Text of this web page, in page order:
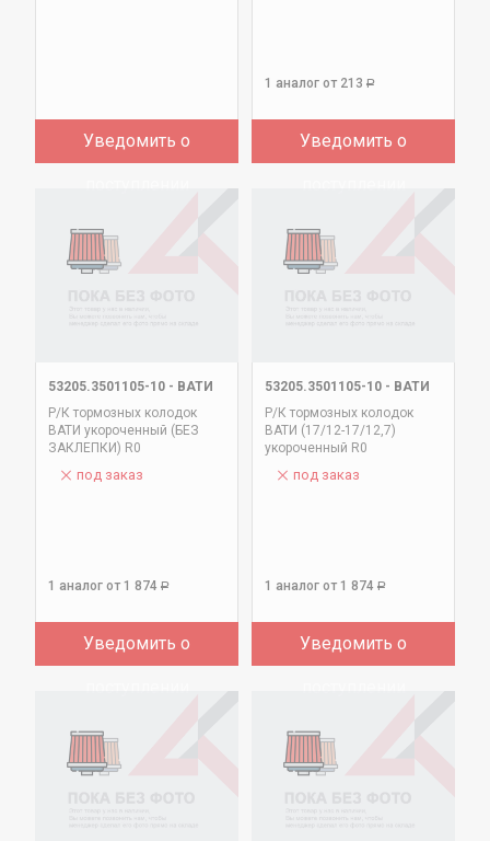
Уведомить о
1 аналог от 213 Р
Уведомить о
53205.3501105-10 - ВАТИ
Р/К тормозных колодок
ВАТИ укороченный (БЕЗ
ЗАКЛЕПКИ) R0
под заказ
1 аналог от 1 874 Р
Уведомить о
53205.3501105-10 - ВАТИ
Р/К тормозных колодок
ВАТИ (17/12-17/12,7)
укороченный R0
под заказ
1 аналог от 1 874 Р
Уведомить о